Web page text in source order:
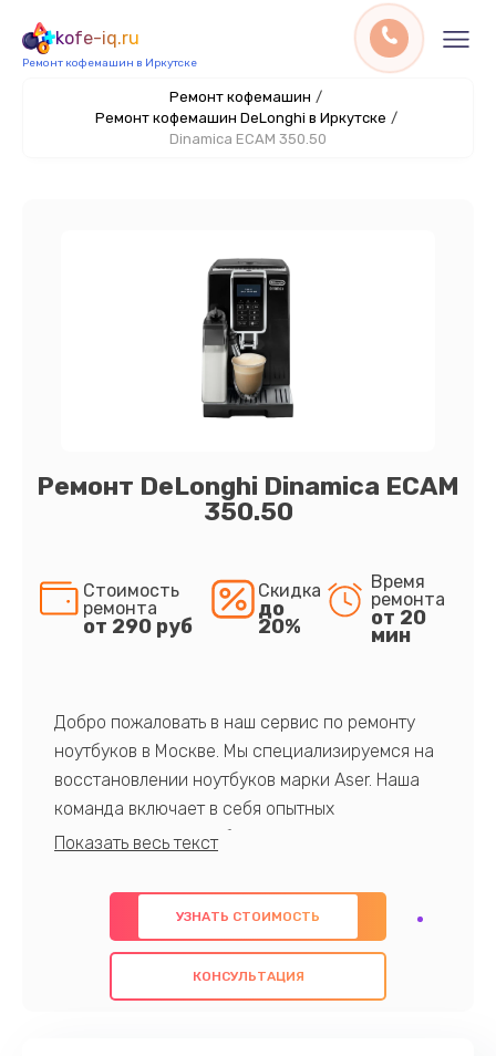
kofe-iq.ru
Ремонт кофемашин в Иркутске
Ремонт кофемашин /
Ремонт кофемашин DeLonghi в Иркутске /
Dinamica ECAM 350.50
Ремонт DeLonghi Dinamica ECAM
350.50
Стоимость
ремонта
от 290 руб
Скидка
до
20%
Время
ремонта
от 20
мин
Добро пожаловать в наш сервис по ремонту
ноутбуков в Москве. Мы специализируемся на
восстановлении ноутбуков марки Aser. Наша
команда включает в себя опытных
профессионалов с обширными знаниями и
предлагаем быстрый и качественный ремонт с
использованием оригинальных компонентов, а
также гарантируем качество всех
проведенных работ. Наша цель - предоставить
УЗНАТЬ СТОИМОСТЬ
КОНСУЛЬТАЦИЯ